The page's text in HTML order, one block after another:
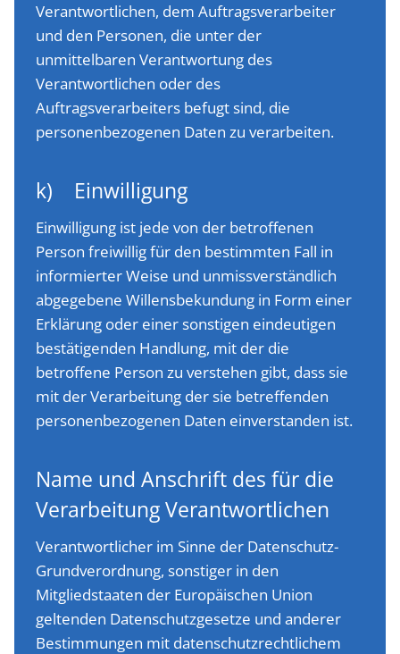
Verantwortlichen, dem Auftragsverarbeiter
und den Personen, die unter der
unmittelbaren Verantwortung des
Verantwortlichen oder des
Auftragsverarbeiters befugt sind, die
personenbezogenen Daten zu verarbeiten.
k) Einwilligung
Einwilligung ist jede von der betroffenen
Person freiwillig für den bestimmten Fall in
informierter Weise und unmissverständlich
abgegebene Willensbekundung in Form einer
Erklärung oder einer sonstigen eindeutigen
bestätigenden Handlung, mit der die
betroffene Person zu verstehen gibt, dass sie
mit der Verarbeitung der sie betreffenden
personenbezogenen Daten einverstanden ist.
Name und Anschrift des für die
Verarbeitung Verantwortlichen
Verantwortlicher im Sinne der Datenschutz-
Grundverordnung, sonstiger in den
Mitgliedstaaten der Europäischen Union
geltenden Datenschutzgesetze und anderer
Bestimmungen mit datenschutzrechtlichem